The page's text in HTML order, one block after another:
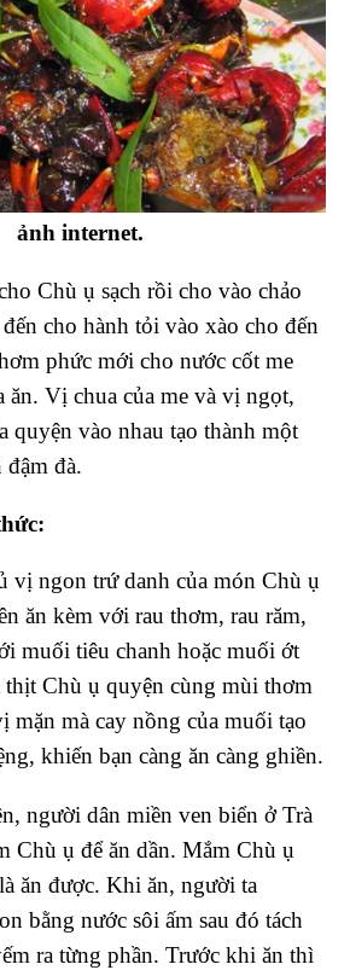
ảnh internet.
Chù ụ sạch rồi cho vào chảo
cho hành tỏi vào xào cho đến
phức mới cho nước cốt me
ăn. Vị chua của me và vị ngọt,
quyện vào nhau tạo thành một
đà.
vị ngon trứ danh của món Chù ụ
ăn kèm với rau thơm, rau răm,
muối tiêu chanh hoặc muối ớt
Chù ụ quyện cùng mùi thơm
mặn mà cay nồng của muối tạo
khiến bạn càng ăn càng ghiền.
người dân miền ven biển ở Trà
Chù ụ để ăn dần. Mắm Chù ụ
ăn được. Khi ăn, người ta
bằng nước sôi ấm sau đó tách
ra từng phần. Trước khi ăn thì